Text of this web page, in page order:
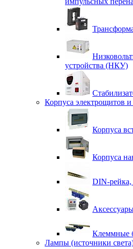
устройства (НКУ)
Корпуса электрощитов
Корпуса
Корпуса
DIN-
Клеммные
Лампы (источники